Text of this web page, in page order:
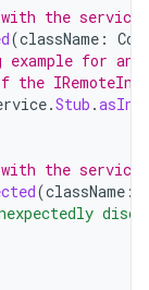
with the
(className :
for an
.Stub .
the service
(className :